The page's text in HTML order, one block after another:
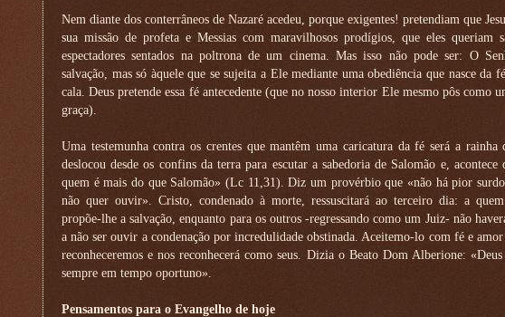
Nem diante dos conterrâneos de Nazaré acedeu, porque exigentes! pretendiam que
sua missão de profeta e Messias com maravilhosos prodígios, que eles queriam
espectadores sentados na poltrona de um cinema. Mas isso não pode ser: O
salvação, mas só àquele que se sujeita a Ele mediante uma obediência que nasce da
cala. Deus pretende essa fé antecedente (que no nosso interior Ele mesmo pôs como
graça).
Uma testemunha contra os crentes que mantêm uma caricatura da fé será a rainha
deslocou desde os confins da terra para escutar a sabedoria de Salomão e, acontece
quem é mais do que Salomão» (Lc 11,31). Diz um provérbio que «não há pior
não quer ouvir». Cristo, condenado à morte, ressuscitará ao terceiro dia: a quem
propõe-lhe a salvação, enquanto para os outros -regressando como um Juiz- não
a não ser ouvir a condenação por incredulidade obstinada. Aceitemo-lo com fé e
reconheceremos e nos reconhecerá como seus. Dizia o Beato Dom Alberione:
sempre em tempo oportuno».
Pensamentos para o Evangelho de hoje